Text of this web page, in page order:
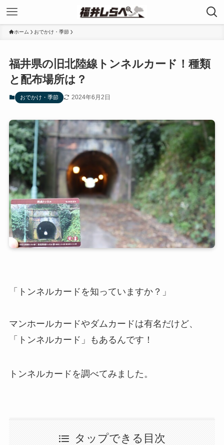
ホーム おでかけ・季節
福井県の旧北陸線トンネルカード！種類
と配布場所は？
おでかけ・季節 2024年6月2日
「トンネルカードを知っていますか？」
マンホールカードやダムカードは有名だけど、
「トンネルカード」もあるんです！
トンネルカードを調べてみました。
タップできる目次